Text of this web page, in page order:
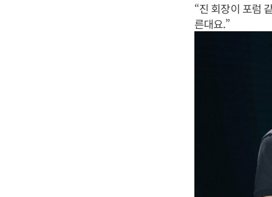
“진 회장이 포럼
른대요.”